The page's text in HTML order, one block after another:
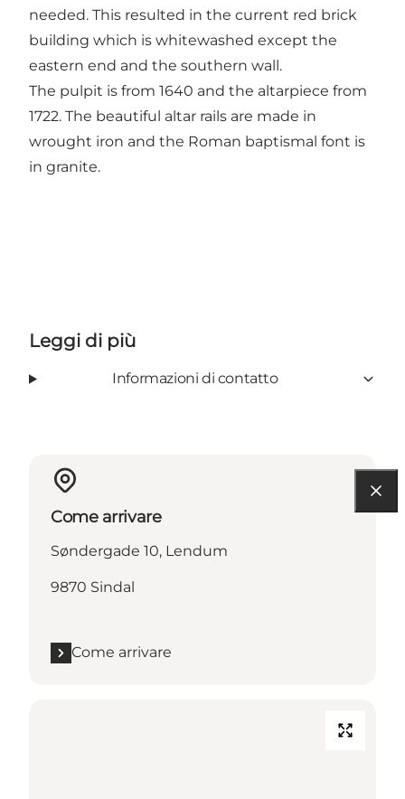
needed. This resulted in the current red brick
building which is whitewashed except the
eastern end and the southern wall.
The pulpit is from 1640 and the altarpiece from
1722. The beautiful altar rails are made in
wrought iron and the Roman baptismal font is
in granite.
Leggi di più
Informazioni di contatto
Come arrivare
Søndergade 10, Lendum
9870 Sindal
Come arrivare